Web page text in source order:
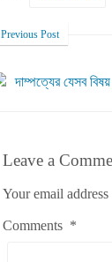
Previous Post
দাম্পত্যের যেসব
Leave a
Your email
Comments *